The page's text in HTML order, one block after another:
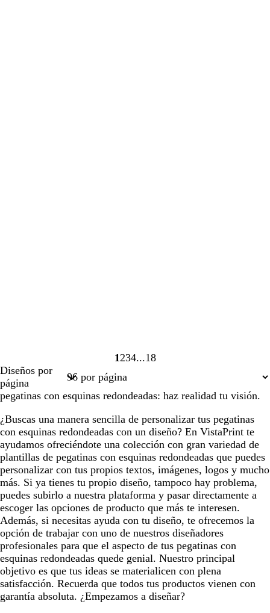
Página
1
1Página
2
2Página
3Página
4
Página
18
Diseños por
página
pegatinas con esquinas redondeadas: haz realidad tu visión.
¿Buscas una manera sencilla de personalizar tus pegatinas
con esquinas redondeadas con un diseño? En VistaPrint te
ayudamos ofreciéndote una colección con gran variedad de
plantillas de pegatinas con esquinas redondeadas que puedes
personalizar con tus propios textos, imágenes, logos y mucho
más. Si ya tienes tu propio diseño, tampoco hay problema,
puedes subirlo a nuestra plataforma y pasar directamente a
escoger las opciones de producto que más te interesen.
Además, si necesitas ayuda con tu diseño, te ofrecemos la
opción de trabajar con uno de nuestros diseñadores
profesionales para que el aspecto de tus pegatinas con
esquinas redondeadas quede genial. Nuestro principal
objetivo es que tus ideas se materialicen con plena
satisfacción. Recuerda que todos tus productos vienen con
garantía absoluta. ¿Empezamos a diseñar?